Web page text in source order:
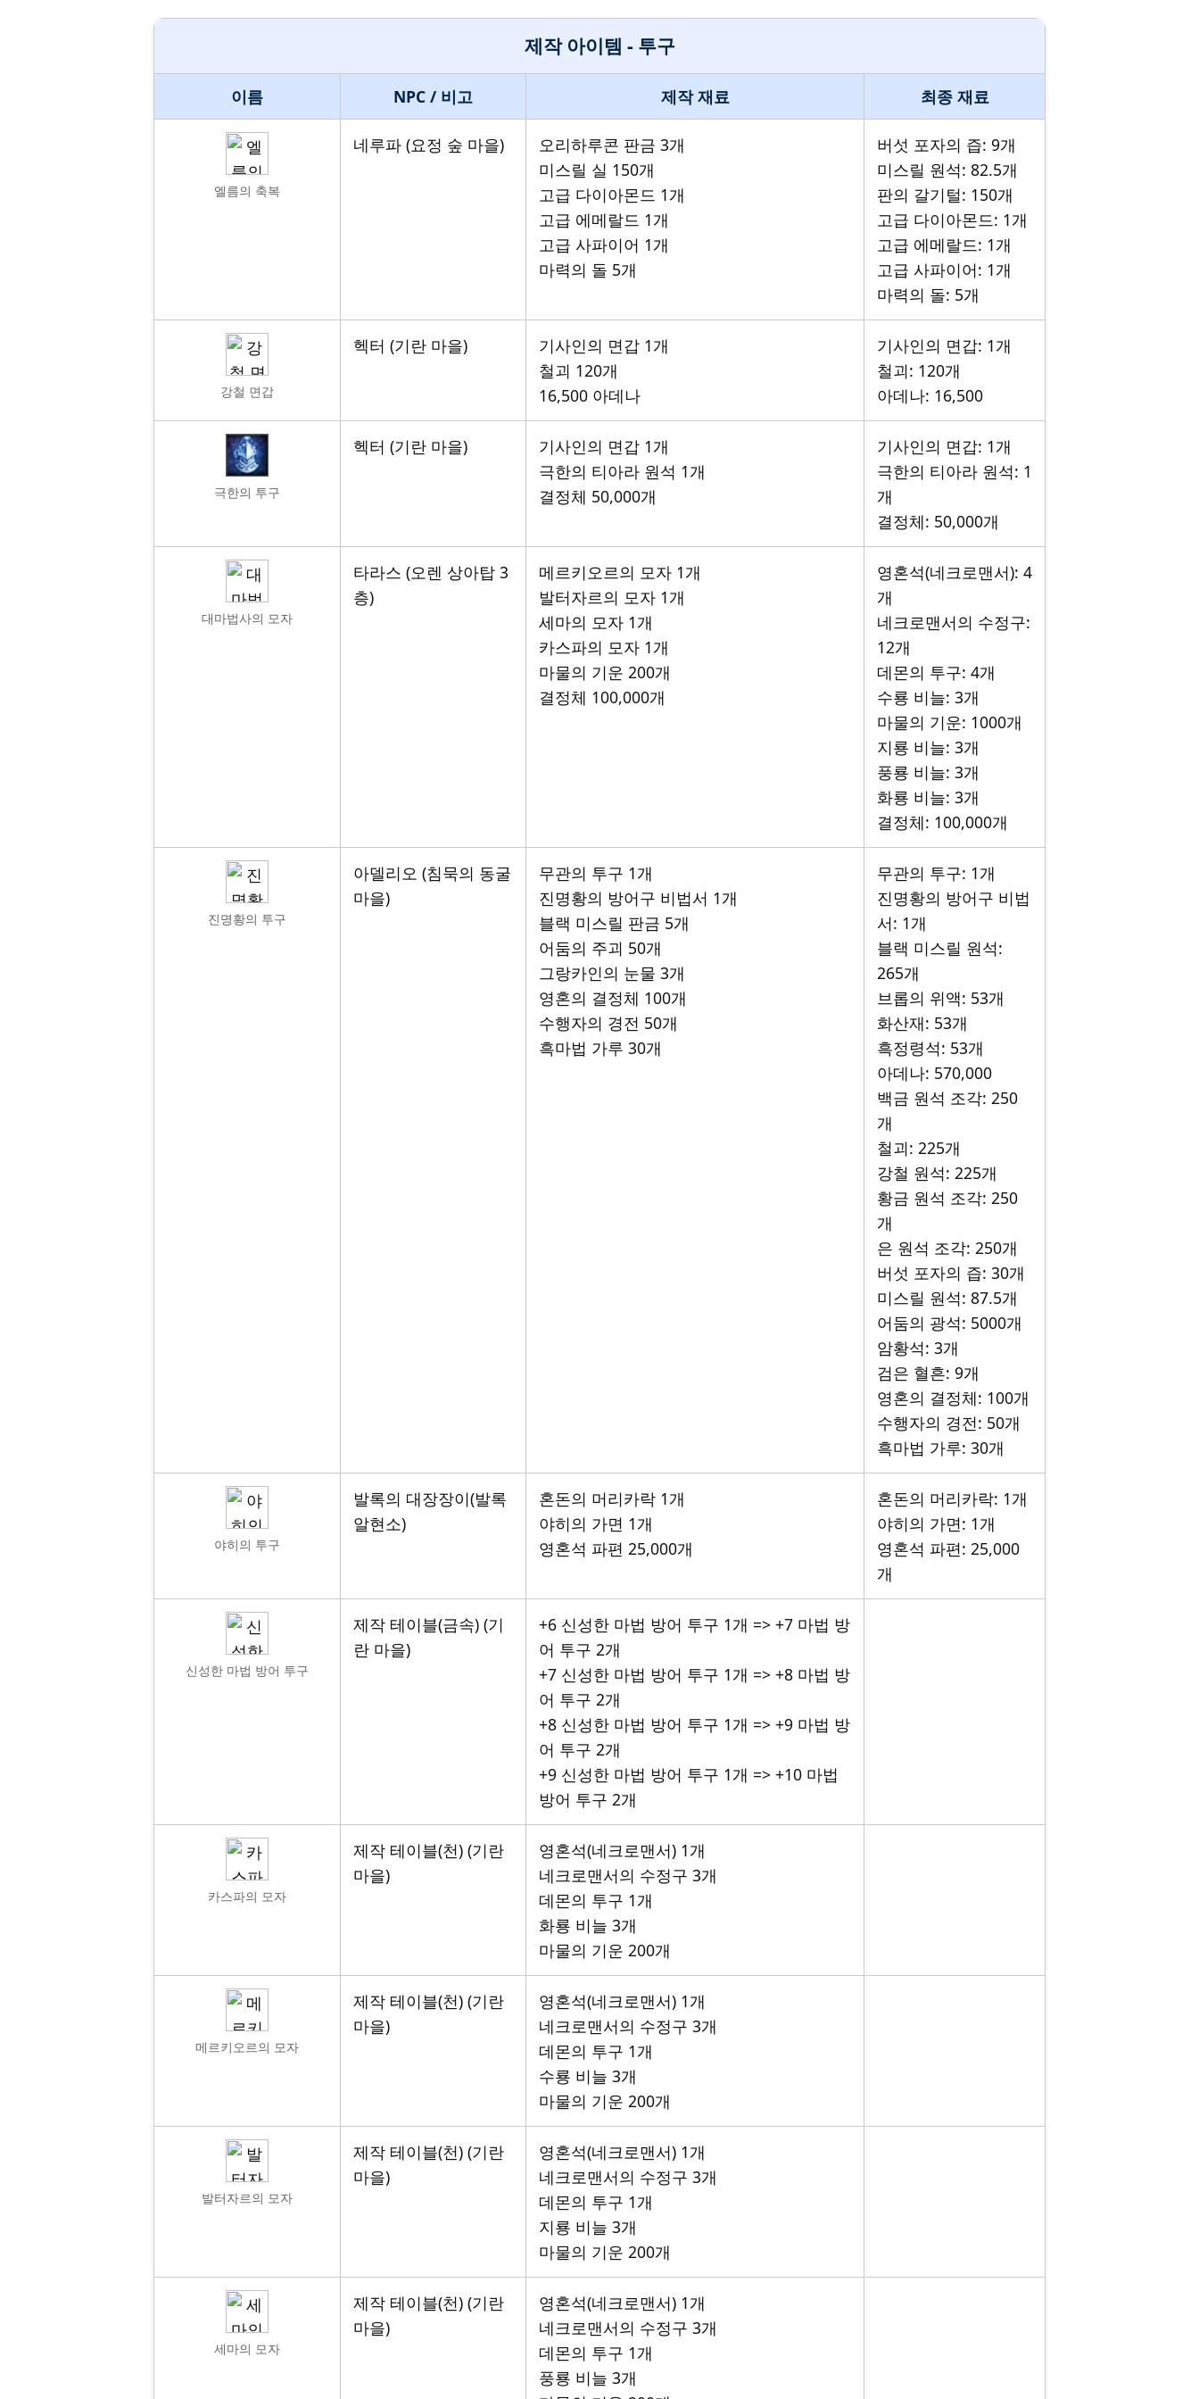
제작 아이템 - 투구
이름 NPC / 비고 제작 재료 최종 재료
엘름의 축복
네루파 (요정 숲 마을)
오리하루콘 판금 3개
미스릴 실 150개
고급 다이아몬드 1개
고급 에메랄드 1개
고급 사파이어 1개
마력의 돌 5개
버섯 포자의 즙: 9개
미스릴 원석: 82.5개
판의 갈기털: 150개
고급 다이아몬드: 1개
고급 에메랄드: 1개
고급 사파이어: 1개
마력의 돌: 5개
강철 면갑
헥터 (기란 마을)
기사인의 면갑 1개
철괴 120개
16,500 아데나
기사인의 면갑: 1개
철괴: 120개
아데나: 16,500
극한의 투구
헥터 (기란 마을)
기사인의 면갑 1개
극한의 티아라 원석 1개
결정체 50,000개
기사인의 면갑: 1개
극한의 티아라 원석: 1
개
결정체: 50,000개
대마법사의 모자
타라스 (오렌 상아탑 3
층)
메르키오르의 모자 1개
발터자르의 모자 1개
세마의 모자 1개
카스파의 모자 1개
마물의 기운 200개
결정체 100,000개
영혼석(네크로맨서): 4
개
네크로맨서의 수정구:
12개
데몬의 투구: 4개
수룡 비늘: 3개
마물의 기운: 1000개
지룡 비늘: 3개
풍룡 비늘: 3개
화룡 비늘: 3개
결정체: 100,000개
진명황의 투구
아델리오 (침묵의 동굴
마을)
무관의 투구 1개
진명황의 방어구 비법서 1개
블랙 미스릴 판금 5개
어둠의 주괴 50개
그랑카인의 눈물 3개
영혼의 결정체 100개
수행자의 경전 50개
흑마법 가루 30개
무관의 투구: 1개
진명황의 방어구 비법
서: 1개
블랙 미스릴 원석:
265개
브롭의 위액: 53개
화산재: 53개
흑정령석: 53개
아데나: 570,000
백금 원석 조각: 250
개
철괴: 225개
강철 원석: 225개
황금 원석 조각: 250
개
은 원석 조각: 250개
버섯 포자의 즙: 30개
미스릴 원석: 87.5개
어둠의 광석: 5000개
암황석: 3개
검은 혈흔: 9개
영혼의 결정체: 100개
수행자의 경전: 50개
흑마법 가루: 30개
야히의 투구
발록의 대장장이(발록
알현소)
혼돈의 머리카락 1개
야히의 가면 1개
영혼석 파편 25,000개
혼돈의 머리카락: 1개
야히의 가면: 1개
영혼석 파편: 25,000
개
신성한 마법 방어 투구
제작 테이블(금속) (기
란 마을)
+6 신성한 마법 방어 투구 1개 => +7 마법 방
어 투구 2개
+7 신성한 마법 방어 투구 1개 => +8 마법 방
어 투구 2개
+8 신성한 마법 방어 투구 1개 => +9 마법 방
어 투구 2개
+9 신성한 마법 방어 투구 1개 => +10 마법
방어 투구 2개
카스파의 모자
제작 테이블(천) (기란
마을)
영혼석(네크로맨서) 1개
네크로맨서의 수정구 3개
데몬의 투구 1개
화룡 비늘 3개
마물의 기운 200개
메르키오르의 모자
제작 테이블(천) (기란
마을)
영혼석(네크로맨서) 1개
네크로맨서의 수정구 3개
데몬의 투구 1개
수룡 비늘 3개
마물의 기운 200개
발터자르의 모자
제작 테이블(천) (기란
마을)
영혼석(네크로맨서) 1개
네크로맨서의 수정구 3개
데몬의 투구 1개
지룡 비늘 3개
마물의 기운 200개
세마의 모자
제작 테이블(천) (기란
마을)
영혼석(네크로맨서) 1개
네크로맨서의 수정구 3개
데몬의 투구 1개
풍룡 비늘 3개